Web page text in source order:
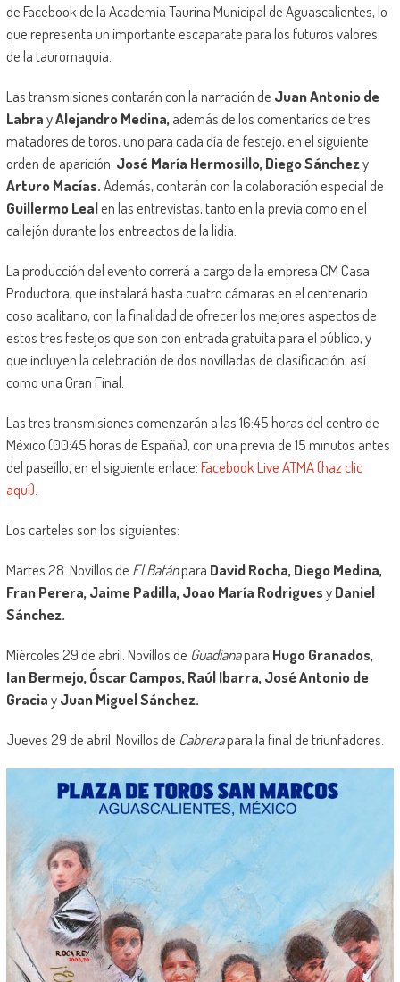
de Facebook de la Academia Taurina Municipal de Aguascalientes, lo
que representa un importante escaparate para los futuros valores
de la tauromaquia.
Las transmisiones contarán con la narración de Juan Antonio de
LabrayAlejandro Medina, además de los comentarios de tres
matadores de toros, uno para cada día de festejo, en el siguiente
orden de aparición: José María Hermosillo, Diego Sánchezy
Arturo Macías.Además, contarán con la colaboración especial de
Guillermo Lealen las entrevistas, tanto en la previa como en el
callejón durante los entreactos de la lidia.
La producción del evento correrá a cargo de la empresa CM Casa
Productora, que instalará hasta cuatro cámaras en el centenario
coso acalitano, con la finalidad de ofrecer los mejores aspectos de
estos tres festejos que son con entrada gratuita para el público, y
que incluyen la celebración de dos novilladas de clasificación, así
como una Gran Final.
Las tres transmisiones comenzarán a las 16:45 horas del centro de
México (00:45 horas de España), con una previa de 15 minutos antes
del paseíllo, en el siguiente enlace:Facebook Live ATMA (haz clic
aquí).
Los carteles son los siguientes:
Martes 28. Novillos de El Batánpara David Rocha, Diego Medina,
Fran Perera, Jaime Padilla, Joao María RodriguesyDaniel
Sánchez.
Miércoles 29 de abril. Novillos de Guadianapara Hugo Granados,
Ian Bermejo, Óscar Campos, Raúl Ibarra, José Antonio de
GraciayJuan Miguel Sánchez.
Jueves 29 de abril. Novillos de Cabrerapara la final de triunfadores.